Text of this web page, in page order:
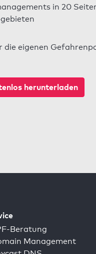
in 20
die eigenen
herunterladen
Beratung
Management